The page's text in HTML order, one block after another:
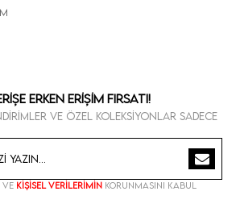
Erken Erişim Fırsatı!
ve özel koleksiyonlar sadece
ve kişisel verilerimin korunmasını kabul